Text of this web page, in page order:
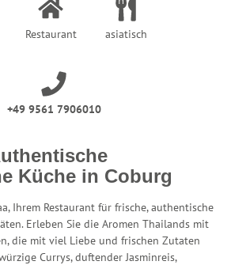
Restaurant asiatisch
+49 9561 7906010
Küche in Coburg
Ihrem Restaurant für frische, authentische
Erleben Sie die Aromen Thailands mit
die mit viel Liebe und frischen Zutaten
Currys, duftender Jasminreis,